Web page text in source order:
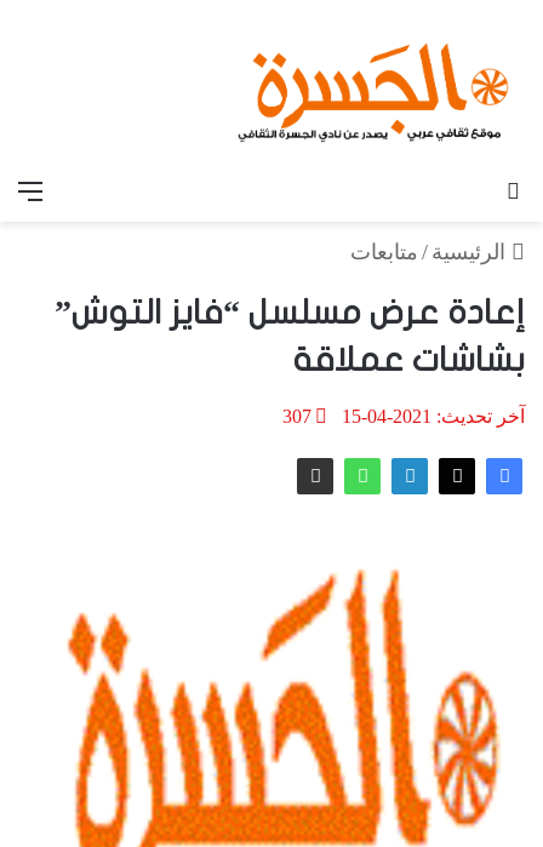
الرئيسية / متابعات
إعادة عرض مسلسل “فايز التوش”
بشاشات عملاقة
آخر تحديث: 2021-04-15 307